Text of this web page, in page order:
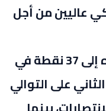
عاليين من أجل
وبهذا الفوز، رفع الوداد رصيده إلى 37 نقطة في
على التوالي